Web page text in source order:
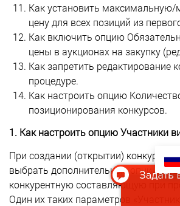
Как установить
цену для всех позиций из
Как включить опцию
цены в аукционах на закупку
Как запретить редактирование
процедуре.
Как настроить опцию
позиционирования конкурсов.
1. Как настроить опцию Участники
При создании (открытии) конкурса
выбрать дополнительные опции,
конкурентную составляющую при
Один их таких параметров